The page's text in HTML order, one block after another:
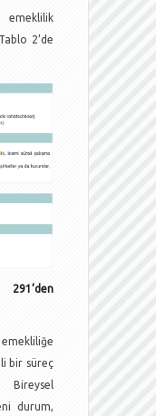
emeklilik
2’de
bir süreç
Bireysel
durum,